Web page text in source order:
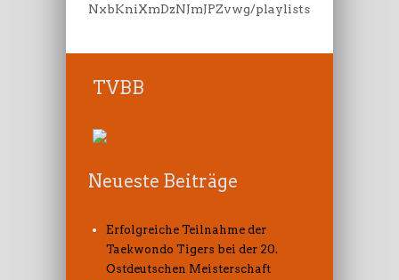
NxbKniXmDzNJmJPZvwg/playlists
TVBB
Neueste Beiträge
Erfolgreiche Teilnahme der
Taekwondo Tigers bei der 20.
Ostdeutschen Meisterschaft